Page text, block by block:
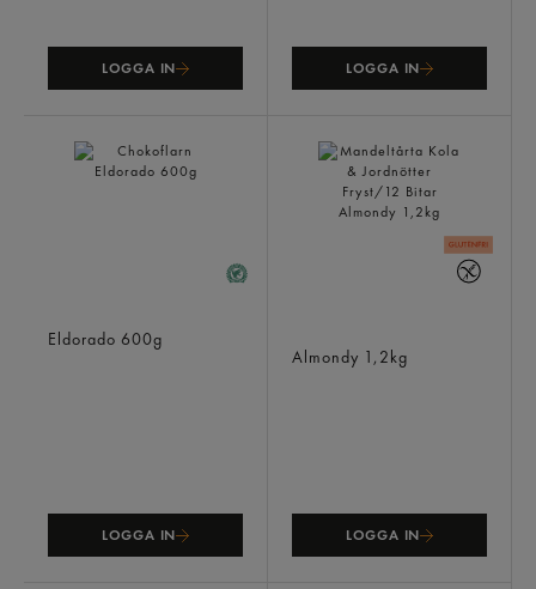
LOGGA IN LOGGA IN
Eldorado 600g
LOGGA IN
Almondy 1,2kg
LOGGA IN